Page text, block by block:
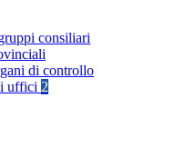
consiliari
di controllo
uffici 2